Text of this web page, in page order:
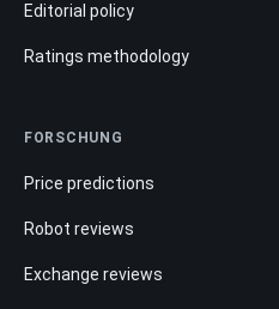
Editorial policy
Ratings methodology
FORSCHUNG
Price predictions
Robot reviews
Exchange reviews